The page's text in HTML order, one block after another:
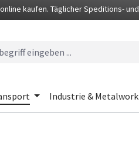
kaufen. Täglicher Speditions-
Industrie &